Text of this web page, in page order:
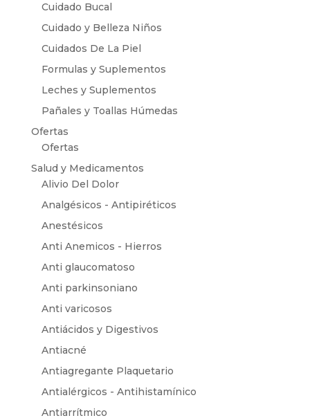
Cuidado Bucal
Cuidado y Belleza Niños
Cuidados De La Piel
Formulas y Suplementos
Leches y Suplementos
Pañales y Toallas Húmedas
Ofertas
Ofertas
Salud y Medicamentos
Alivio Del Dolor
Analgésicos - Antipiréticos
Anestésicos
Anti Anemicos - Hierros
Anti glaucomatoso
Anti parkinsoniano
Anti varicosos
Antiácidos y Digestivos
Antiacné
Antiagregante Plaquetario
Antialérgicos - Antihistamínico
Antiarrítmico